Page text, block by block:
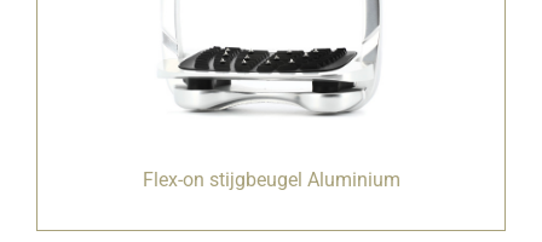
Flex-on stijgbeugel Aluminium